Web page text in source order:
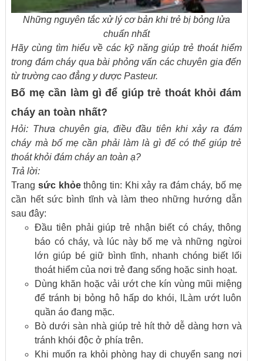
Những nguyên tắc xử lý cơ bản khi trẻ bị bỏng lửa
chuẩn nhất
Hãy cùng tìm hiểu về các kỹ năng giúp trẻ thoát hiểm
trong đám cháy qua bài phỏng vấn các chuyên gia đến
từ trường cao đẳng y dược Pasteur.
Bố mẹ cần làm gì để giúp trẻ thoát khỏi đám
cháy an toàn nhất?
Hỏi: Thưa chuyên gia, điều đầu tiên khi xảy ra đám
cháy mà bố mẹ cần phải làm là gì để có thể giúp trẻ
thoát khỏi đám cháy an toàn ạ?
Trả lời:
Trangsức khỏethông tin: Khi xảy ra đám cháy, bố mẹ
cần hết sức bình tĩnh và làm theo những hướng dẫn
sau đây:
Đầu tiên phải giúp trẻ nhận biết có cháy, thông
báo có cháy, và lúc này bố mẹ và những ngừoi
lớn giúp bé giữ bình tĩnh, nhanh chóng biết lối
thoát hiểm của nơi trẻ đang sống hoặc sinh hoạt.
Dùng khăn hoặc vải ướt che kín vùng mũi miệng
để tránh bị bỏng hô hấp do khói, lLàm ướt luôn
quần áo đang mặc.
Bò dưới sàn nhà giúp trẻ hít thở dễ dàng hơn và
tránh khói độc ở phía trên.
Khi muốn ra khỏi phòng hay di chuyển sang nơi